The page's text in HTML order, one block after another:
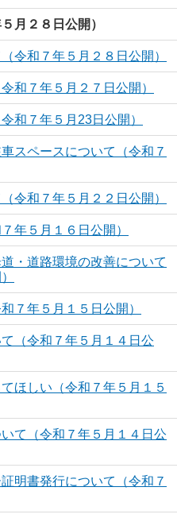
月２８日公開）
令和７年５月２８日公開）
和７年５月２７日公開）
和７年５月23日公開）
スペースについて（令和７
令和７年５月２２日公開）
年５月１６日公開）
・道路環境の改善について
７年５月１５日公開）
（令和７年５月１４日公
ほしい（令和７年５月１５
て（令和７年５月１４日公
明書発行について（令和７